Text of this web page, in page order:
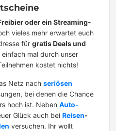
oder ein Streaming-
vieles mehr erwartet euch
für gratis Deals und
mal durch unser
kostet nichts!
Netz nach seriösen
bei denen die Chance
hoch ist. Neben Auto-
Glück auch bei Reisen-
versuchen. Ihr wollt